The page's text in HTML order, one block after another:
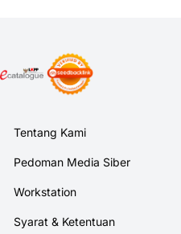
Tentang Kami
Pedoman Media Siber
Workstation
Syarat & Ketentuan